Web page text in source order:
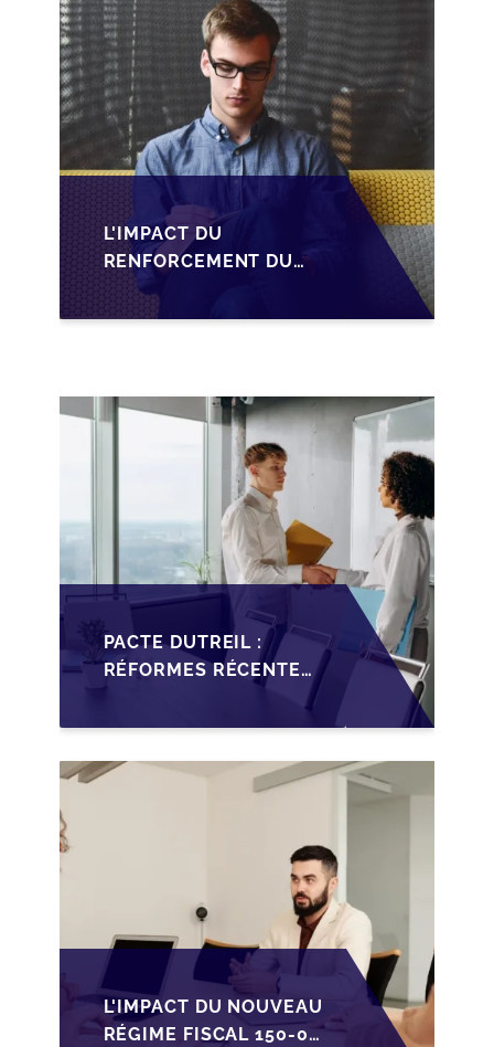
L'IMPACT DU
RENFORCEMENT DU
PACTE DUTREIL SUR
LA TRANSMISSION DES
PACTE DUTREIL :
RÉFORMES RÉCENTES
TRANSMISSION DES
L'IMPACT DU NOUVEAU
RÉGIME FISCAL 150-0